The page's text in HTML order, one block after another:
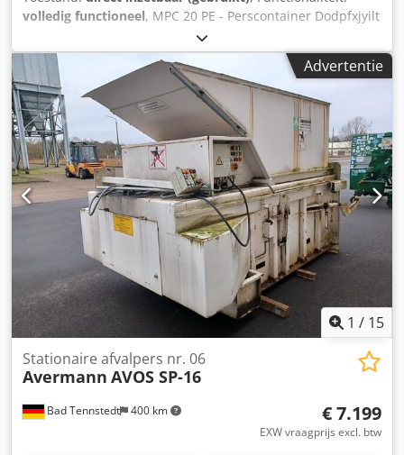
volledig functioneel, MPC 20 PE - Perscontainer Dodpfxjyilt
Advertentie
1 / 15
Bad Tennstedt 400 km
Stationaire afvalpers nr. 06
Avermann AVOS SP-16
€ 7.199
EXW vraagprijs excl. btw